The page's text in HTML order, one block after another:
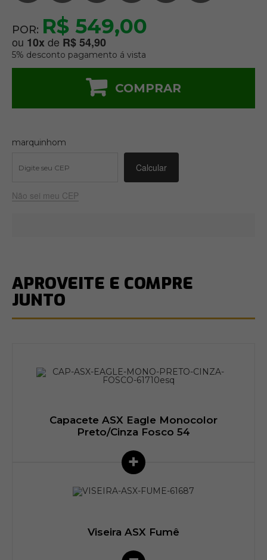
POR: R$ 549,00
ou 10xde R$ 54,90
5% desconto pagamento á vista
COMPRAR
marquinhom
Não sei meu CEP
APROVEITE E COMPRE
JUNTO
Capacete ASX Eagle Monocolor
Preto/Cinza Fosco 54
+
Viseira ASX Fumê